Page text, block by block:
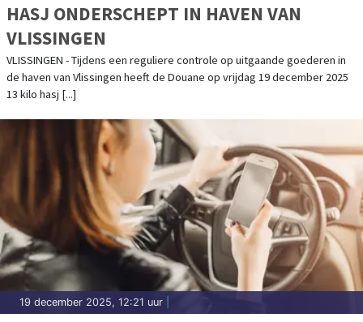
HASJ ONDERSCHEPT IN HAVEN VAN
VLISSINGEN
VLISSINGEN - Tijdens een reguliere controle op uitgaande goederen in
de haven van Vlissingen heeft de Douane op vrijdag 19 december 2025
13 kilo hasj [...]
19 december 2025, 12:21 uur